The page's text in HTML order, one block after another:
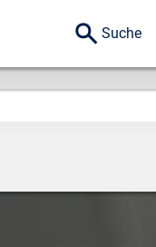
Suche